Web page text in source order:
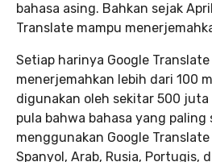
bahasa asing. Bahkan sejak
Translate mampu
Setiap harinya Google
menerjemahkan lebih dari 100
digunakan oleh sekitar 500
pula bahwa bahasa yang
menggunakan Google
Spanyol, Arab, Rusia, Portugis,